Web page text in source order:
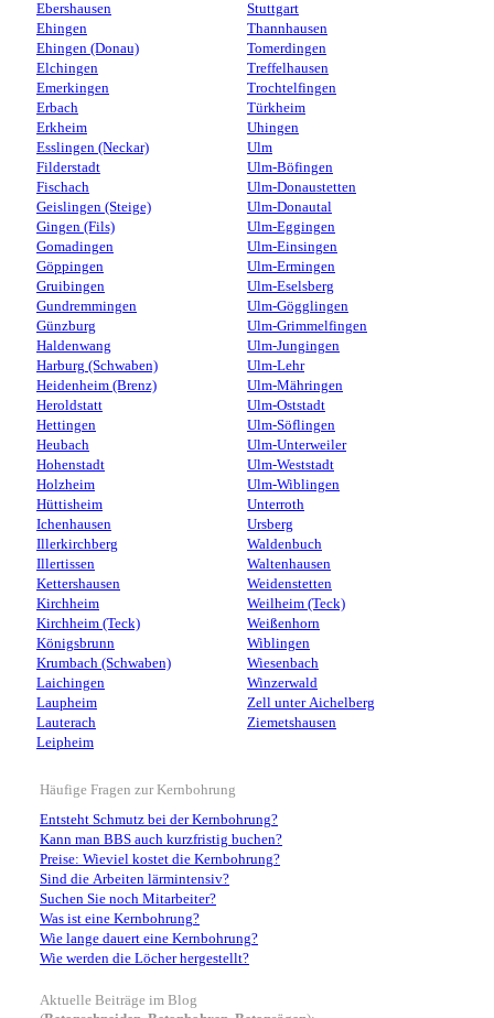
Ebershausen
Ehingen
Ehingen (Donau)
Elchingen
Emerkingen
Erbach
Erkheim
Esslingen (Neckar)
Filderstadt
Fischach
Geislingen (Steige)
Gingen (Fils)
Gomadingen
Göppingen
Gruibingen
Gundremmingen
Günzburg
Haldenwang
Harburg (Schwaben)
Heidenheim (Brenz)
Heroldstatt
Hettingen
Heubach
Hohenstadt
Holzheim
Hüttisheim
Ichenhausen
Illerkirchberg
Illertissen
Kettershausen
Kirchheim
Kirchheim (Teck)
Königsbrunn
Krumbach (Schwaben)
Laichingen
Laupheim
Lauterach
Leipheim
Stuttgart
Thannhausen
Tomerdingen
Treffelhausen
Trochtelfingen
Türkheim
Uhingen
Ulm
Ulm-Böfingen
Ulm-Donaustetten
Ulm-Donautal
Ulm-Eggingen
Ulm-Einsingen
Ulm-Ermingen
Ulm-Eselsberg
Ulm-Gögglingen
Ulm-Grimmelfingen
Ulm-Jungingen
Ulm-Lehr
Ulm-Mähringen
Ulm-Oststadt
Ulm-Söflingen
Ulm-Unterweiler
Ulm-Weststadt
Ulm-Wiblingen
Unterroth
Ursberg
Waldenbuch
Waltenhausen
Weidenstetten
Weilheim (Teck)
Weißenhorn
Wiblingen
Wiesenbach
Winzerwald
Zell unter Aichelberg
Ziemetshausen
Häufige Fragen zur Kernbohrung
Entsteht Schmutz bei der Kernbohrung?
Kann man BBS auch kurzfristig buchen?
Preise: Wieviel kostet die Kernbohrung?
Sind die Arbeiten lärmintensiv?
Suchen Sie noch Mitarbeiter?
Was ist eine Kernbohrung?
Wie lange dauert eine Kernbohrung?
Wie werden die Löcher hergestellt?
Aktuelle Beiträge im Blog